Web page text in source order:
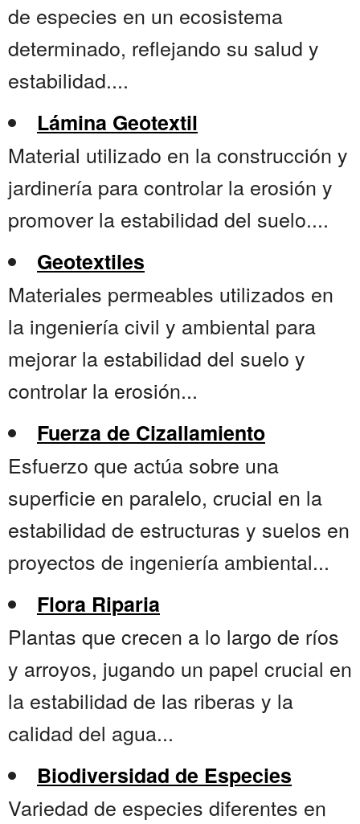
de especies en un ecosistema
determinado, reflejando su salud y
estabilidad....
Lámina Geotextil
Material utilizado en la construcción y
jardinería para controlar la erosión y
promover la estabilidad del suelo....
Geotextiles
Materiales permeables utilizados en
la ingeniería civil y ambiental para
mejorar la estabilidad del suelo y
controlar la erosión...
Fuerza de Cizallamiento
Esfuerzo que actúa sobre una
superficie en paralelo, crucial en la
estabilidad de estructuras y suelos en
proyectos de ingeniería ambiental...
Flora Riparia
Plantas que crecen a lo largo de ríos
y arroyos, jugando un papel crucial en
la estabilidad de las riberas y la
calidad del agua...
Biodiversidad de Especies
Variedad de especies diferentes en